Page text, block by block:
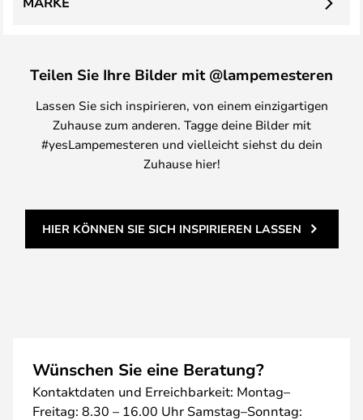
Teilen Sie Ihre Bilder mit @lampemesteren
Lassen Sie sich inspirieren, von einem einzigartigen
Zuhause zum anderen. Tagge deine Bilder mit
#yesLampemesteren und vielleicht siehst du dein
Zuhause hier!
HIER KÖNNEN SIE SICH INSPIRIEREN LASSEN
Wünschen Sie eine Beratung?
Kontaktdaten und Erreichbarkeit: Montag–
Freitag: 8.30 – 16.00 Uhr Samstag–Sonntag: